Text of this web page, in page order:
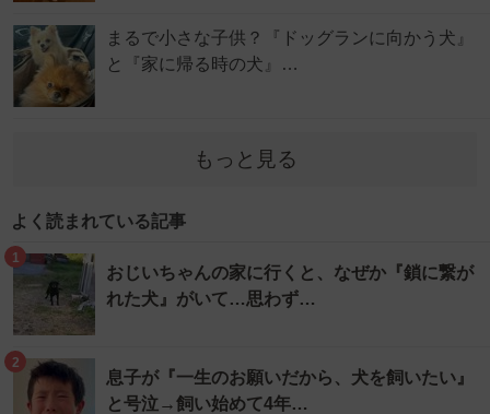
まるで小さな子供？『ドッグランに向かう犬』
と『家に帰る時の犬』…
もっと見る
よく読まれている記事
1
おじいちゃんの家に行くと、なぜか『鎖に繋が
れた犬』がいて…思わず…
2
息子が『一生のお願いだから、犬を飼いたい』
と号泣→飼い始めて4年…